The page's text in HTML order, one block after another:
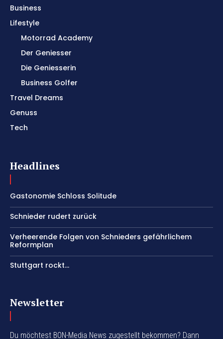
Business
Lifestyle
Motorrad Academy
Der Geniesser
Die Geniesserin
Business Golfer
Travel Dreams
Genuss
Tech
Headlines
Gastonomie Schloss Solitude
Schnieder rudert zurück
Verheerende Folgen von Schnieders gefährlichem
Reformplan
Stuttgart rockt…
Newsletter
Du möchtest BON-Media News zugestellt bekommen? Dann